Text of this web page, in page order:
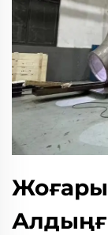
Жоғары